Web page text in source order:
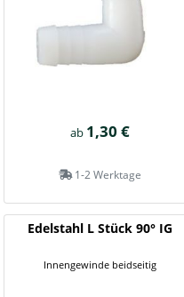
ab 1,30 €
1-2 Werktage
Edelstahl L Stück 90° IG
Innengewinde beidseitig